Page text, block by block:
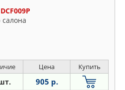
Цена Купить
905 р.